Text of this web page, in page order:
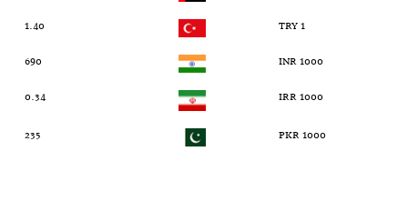
1 TRY
1.40
1000 INR
690
1000 IRR
0.34
1000 PKR
235